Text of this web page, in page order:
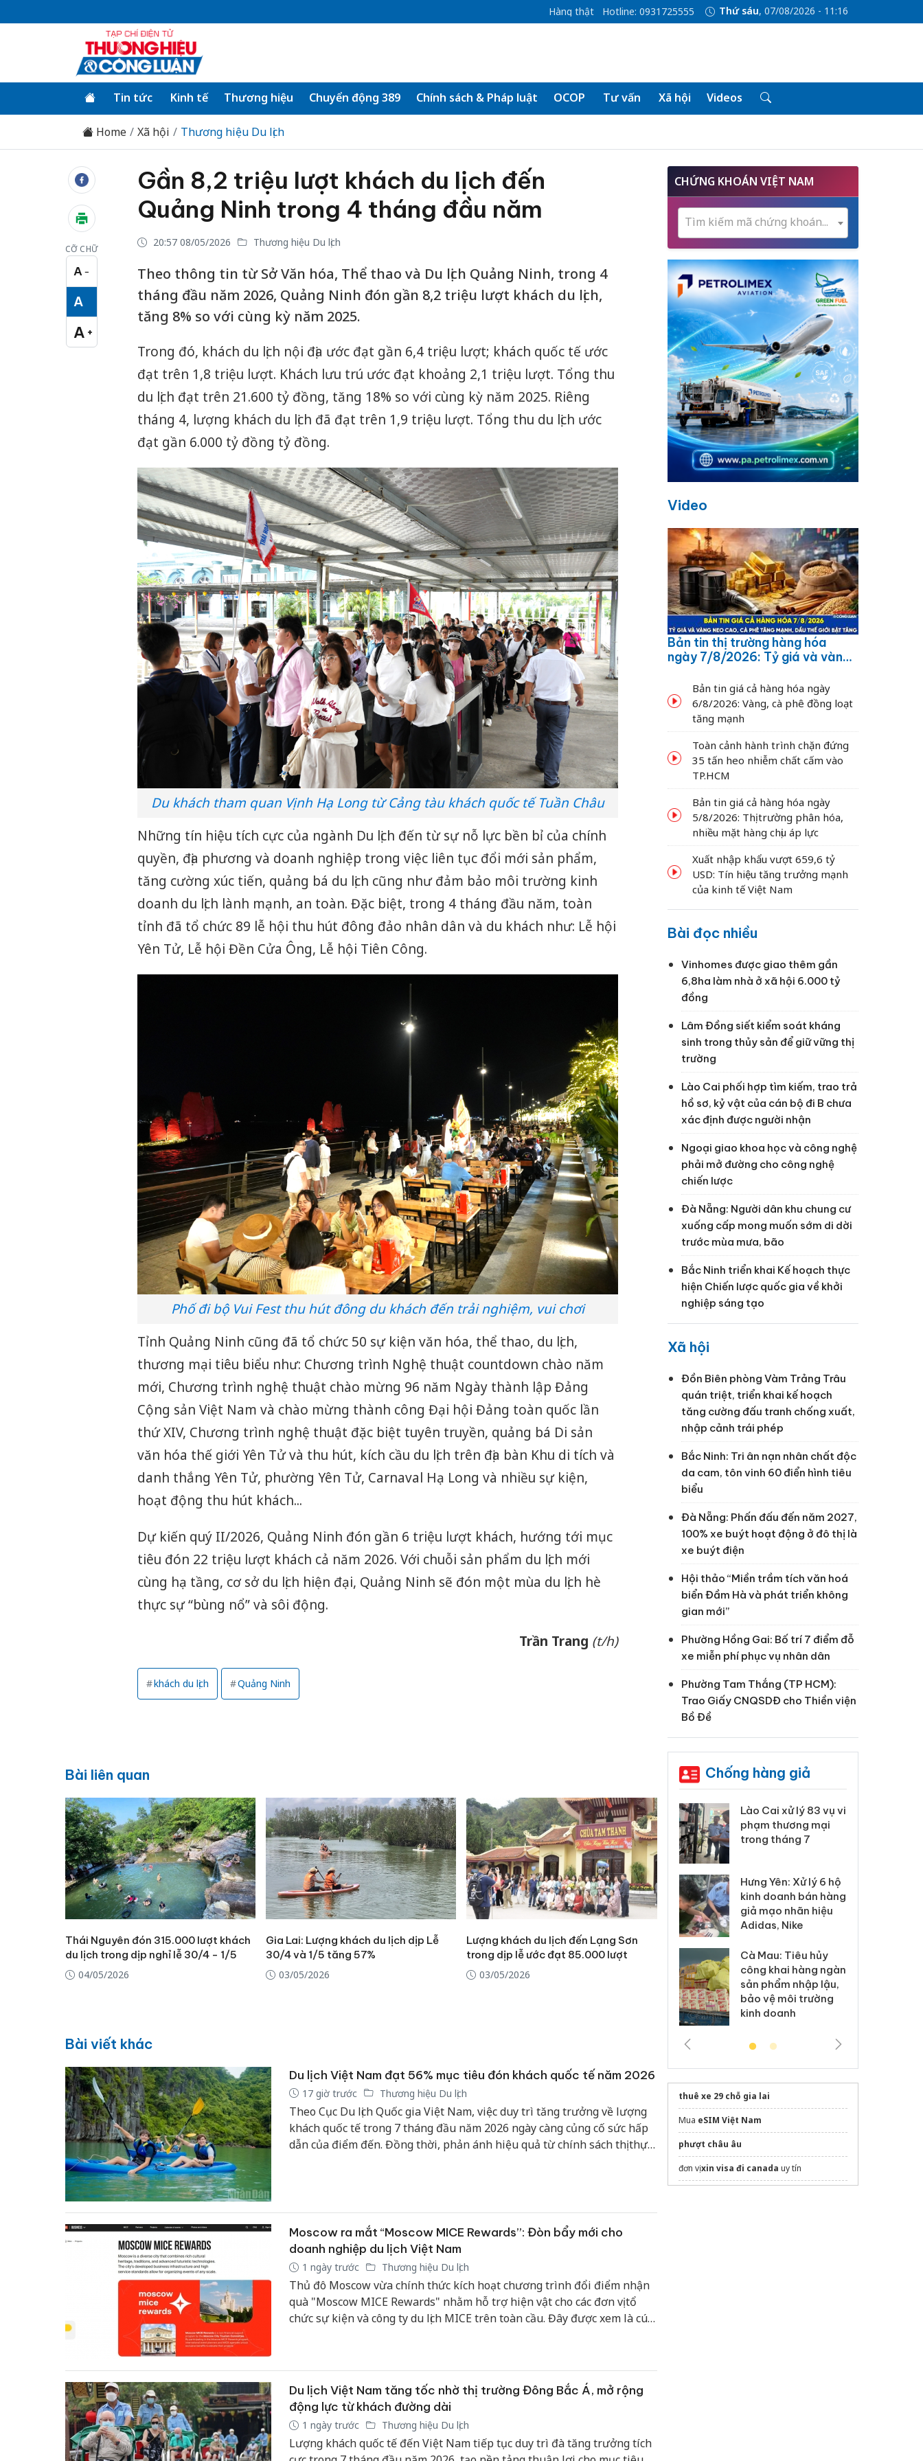
Hàng thật Hotline: 0931725555 Thứ sáu, 07/08/2026 - 11:16
Tin tức Kinh tế Thương hiệu Chuyển động 389 Chính sách & Pháp luật OCOP Tư vấn Xã hội Videos
Home Xã hội Thương hiệu Du lịch
CỠ CHỮ
A −
Cỡ chữ nhỏ
A
Cỡ chữ vừa
A +
Cỡ chữ lớn
Gần 8,2 triệu lượt khách du lịch đến
Quảng Ninh trong 4 tháng đầu năm
20:57 08/05/2026 Thương hiệu Du lịch
Theo thông tin từ Sở Văn hóa, Thể thao và Du lịch Quảng Ninh, trong 4
tháng đầu năm 2026, Quảng Ninh đón gần 8,2 triệu lượt khách du lịch,
tăng 8% so với cùng kỳ năm 2025.
Trong đó, khách du lịch nội địa ước đạt gần 6,4 triệu lượt; khách quốc tế ước
đạt trên 1,8 triệu lượt. Khách lưu trú ước đạt khoảng 2,1 triệu lượt. Tổng thu
du lịch đạt trên 21.600 tỷ đồng, tăng 18% so với cùng kỳ năm 2025. Riêng
tháng 4, lượng khách du lịch đã đạt trên 1,9 triệu lượt. Tổng thu du lịch ước
đạt gần 6.000 tỷ đồng tỷ đồng.
Du khách tham quan Vịnh Hạ Long từ Cảng tàu khách quốc tế Tuần Châu
Những tín hiệu tích cực của ngành Du lịch đến từ sự nỗ lực bền bỉ của chính
quyền, địa phương và doanh nghiệp trong việc liên tục đổi mới sản phẩm,
tăng cường xúc tiến, quảng bá du lịch cũng như đảm bảo môi trường kinh
doanh du lịch lành mạnh, an toàn. Đặc biệt, trong 4 tháng đầu năm, toàn
tỉnh đã tổ chức 89 lễ hội thu hút đông đảo nhân dân và du khách như: Lễ hội
Yên Tử, Lễ hội Đền Cửa Ông, Lễ hội Tiên Công.
Phố đi bộ Vui Fest thu hút đông du khách đến trải nghiệm, vui chơi
Tỉnh Quảng Ninh cũng đã tổ chức 50 sự kiện văn hóa, thể thao, du lịch,
thương mại tiêu biểu như: Chương trình Nghệ thuật countdown chào năm
mới, Chương trình nghệ thuật chào mừng 96 năm Ngày thành lập Đảng
Cộng sản Việt Nam và chào mừng thành công Đại hội Đảng toàn quốc lần
thứ XIV, Chương trình nghệ thuật đặc biệt tuyên truyền, quảng bá Di sản
văn hóa thế giới Yên Tử và thu hút, kích cầu du lịch trên địa bàn Khu di tích và
danh thắng Yên Tử, phường Yên Tử, Carnaval Hạ Long và nhiều sự kiện,
hoạt động thu hút khách...
Dự kiến quý II/2026, Quảng Ninh đón gần 6 triệu lượt khách, hướng tới mục
tiêu đón 22 triệu lượt khách cả năm 2026. Với chuỗi sản phẩm du lịch mới
cùng hạ tầng, cơ sở du lịch hiện đại, Quảng Ninh sẽ đón một mùa du lịch hè
thực sự “bùng nổ” và sôi động.
Trần Trang (t/h)
khách du lịch Quảng Ninh
Bài liên quan
Thái Nguyên đón 315.000 lượt khách
du lịch trong dịp nghỉ lễ 30/4 - 1/5
04/05/2026
Gia Lai: Lượng khách du lịch dịp Lễ
30/4 và 1/5 tăng 57%
03/05/2026
Lượng khách du lịch đến Lạng Sơn
trong dịp lễ ước đạt 85.000 lượt
03/05/2026
Bài viết khác
Du lịch Việt Nam đạt 56% mục tiêu đón khách quốc tế năm 2026
17 giờ trước Thương hiệu Du lịch
Theo Cục Du lịch Quốc gia Việt Nam, việc duy trì tăng trưởng về lượng
khách quốc tế trong 7 tháng đầu năm 2026 ngày càng củng cố sức hấp
dẫn của điểm đến. Đồng thời, phản ánh hiệu quả từ chính sách thị thực
Moscow ra mắt “Moscow MICE Rewards”: Đòn bẩy mới cho
doanh nghiệp du lịch Việt Nam
1 ngày trước Thương hiệu Du lịch
Thủ đô Moscow vừa chính thức kích hoạt chương trình đổi điểm nhận
quà "Moscow MICE Rewards" nhằm hỗ trợ hiện vật cho các đơn vị tổ
chức sự kiện và công ty du lịch MICE trên toàn cầu. Đây được xem là cú
doanh nghiệp lữ hành Việt Nam trong nỗ lực khai thác thị trường du lịch
công vụ đầy tiềm năng này.
Du lịch Việt Nam tăng tốc nhờ thị trường Đông Bắc Á, mở rộng
động lực từ khách đường dài
1 ngày trước Thương hiệu Du lịch
Lượng khách quốc tế đến Việt Nam tiếp tục duy trì đà tăng trưởng tích
CHỨNG KHOÁN VIỆT NAM
Tìm kiếm mã chứng khoán...
Video
Bản tin thị trường hàng hóa
ngày 7/8/2026: Tỷ giá và vàng
dầu thế giới bật tăng
Bản tin giá cả hàng hóa ngày
6/8/2026: Vàng, cà phê đồng loạt
tăng mạnh
Toàn cảnh hành trình chặn đứng
35 tấn heo nhiễm chất cấm vào
TP.HCM
Bản tin giá cả hàng hóa ngày
5/8/2026: Thị trường phân hóa,
nhiều mặt hàng chịu áp lực
Xuất nhập khẩu vượt 659,6 tỷ
USD: Tín hiệu tăng trưởng mạnh
của kinh tế Việt Nam
Bài đọc nhiều
Vinhomes được giao thêm gần
6,8ha làm nhà ở xã hội 6.000 tỷ
đồng
Lâm Đồng siết kiểm soát kháng
sinh trong thủy sản để giữ vững thị
trường
Lào Cai phối hợp tìm kiếm, trao trả
hồ sơ, kỷ vật của cán bộ đi B chưa
xác định được người nhận
Ngoại giao khoa học và công nghệ
phải mở đường cho công nghệ
chiến lược
Đà Nẵng: Người dân khu chung cư
xuống cấp mong muốn sớm di dời
trước mùa mưa, bão
Bắc Ninh triển khai Kế hoạch thực
hiện Chiến lược quốc gia về khởi
nghiệp sáng tạo
Xã hội
Đồn Biên phòng Vàm Trảng Trâu
quán triệt, triển khai kế hoạch
tăng cường đấu tranh chống xuất,
nhập cảnh trái phép
Bắc Ninh: Tri ân nạn nhân chất độc
da cam, tôn vinh 60 điển hình tiêu
biểu
Đà Nẵng: Phấn đấu đến năm 2027,
100% xe buýt hoạt động ở đô thị là
xe buýt điện
Hội thảo “Miền trầm tích văn hoá
biển Đầm Hà và phát triển không
gian mới”
Phường Hồng Gai: Bố trí 7 điểm đỗ
xe miễn phí phục vụ nhân dân
Phường Tam Thắng (TP HCM):
Trao Giấy CNQSDĐ cho Thiền viện
Bồ Đề
Chống hàng giả
Công an Thanh Hóa
tìm bị hại trong vụ
án sản xuất, buôn
bán yến sào giả
Thanh Hóa: Tìm bị
hại trong vụ án buôn
bán bình sữa
An Giang: Đối tượng
Lào Cai xử lý 83 vụ vi
phạm thương mại
trong tháng 7
Hưng Yên: Xử lý 6 hộ
kinh doanh bán hàng
giả mạo nhãn hiệu
Adidas, Nike
Cà Mau: Tiêu hủy
công khai hàng ngàn
sản phẩm nhập lậu,
bảo vệ môi trường
kinh doanh
thuê xe 29 chỗ gia lai
Mua eSIM Việt Nam
phượt châu âu
đơn vịxin visa đi canada uy tín